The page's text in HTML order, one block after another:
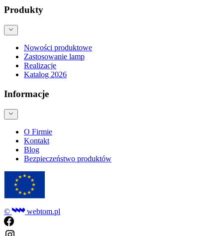
Produkty
Nowości produktowe
Zastosowanie lamp
Realizacje
Katalog 2026
Informacje
O Firmie
Kontakt
Blog
Bezpieczeństwo produktów
© webtom.pl